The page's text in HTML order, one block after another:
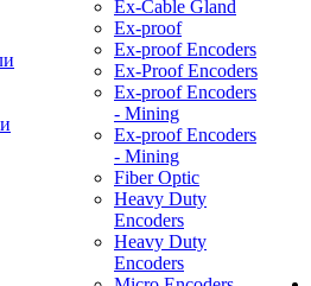
Ex-Cable Gland
Ex-proof
Ex-proof Encoders
Ex-Proof Encoders
Ex-proof Encoders
- Mining
Ex-proof Encoders
- Mining
Fiber Optic
Heavy Duty
Encoders
Heavy Duty
Encoders